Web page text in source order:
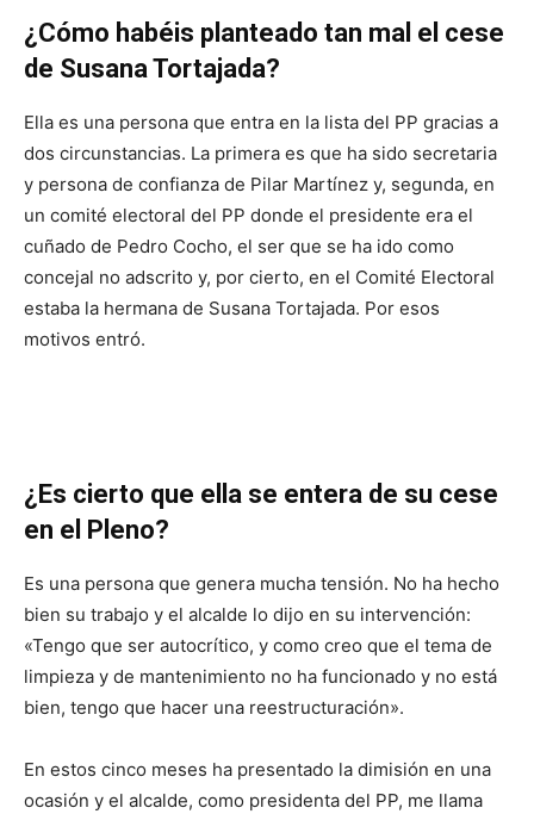
¿Cómo habéis planteado tan mal el cese
de Susana Tortajada?
Ella es una persona que entra en la lista del PP gracias a
dos circunstancias. La primera es que ha sido secretaria
y persona de confianza de Pilar Martínez y, segunda, en
un comité electoral del PP donde el presidente era el
cuñado de Pedro Cocho, el ser que se ha ido como
concejal no adscrito y, por cierto, en el Comité Electoral
estaba la hermana de Susana Tortajada. Por esos
motivos entró.
¿Es cierto que ella se entera de su cese
en el Pleno?
Es una persona que genera mucha tensión. No ha hecho
bien su trabajo y el alcalde lo dijo en su intervención:
«Tengo que ser autocrítico, y como creo que el tema de
limpieza y de mantenimiento no ha funcionado y no está
bien, tengo que hacer una reestructuración».
En estos cinco meses ha presentado la dimisión en una
ocasión y el alcalde, como presidenta del PP, me llama